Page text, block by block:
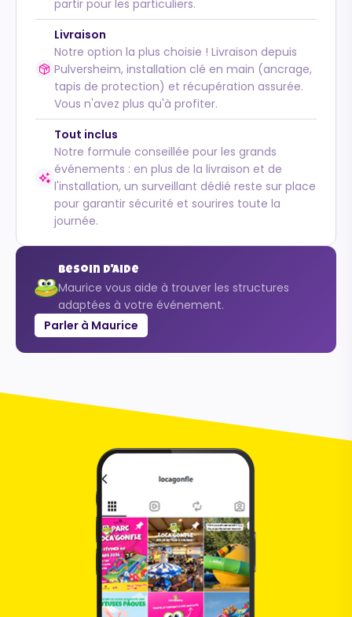
partir pour les particuliers.
Livraison
Notre option la plus choisie ! Livraison depuis
Pulversheim, installation clé en main (ancrage,
tapis de protection) et récupération assurée.
Vous n'avez plus qu'à profiter.
Tout inclus
Notre formule conseillée pour les grands
événements : en plus de la livraison et de
l'installation, un surveillant dédié reste sur place
pour garantir sécurité et sourires toute la
journée.
Besoin d'aide
Maurice vous aide à trouver les structures
adaptées à votre événement.
Parler à Maurice